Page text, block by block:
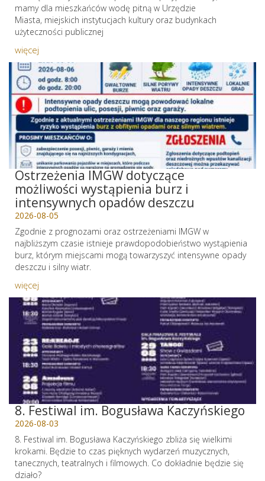
mamy dla mieszkańców wodę pitną w Urzędzie
Miasta, miejskich instytucjach kultury oraz budynkach
użyteczności publicznej
więcej
Ostrzeżenia IMGW dotyczące
możliwości wystąpienia burz i
intensywnych opadów deszczu
2026-08-05
Zgodnie z prognozami oraz ostrzeżeniami IMGW w
najbliższym czasie istnieje prawdopodobieństwo wystąpienia
burz, którym miejscami mogą towarzyszyć intensywne opady
deszczu i silny wiatr.
więcej
8. Festiwal im. Bogusława Kaczyńskiego
2026-08-03
8. Festiwal im. Bogusława Kaczyńskiego zbliża się wielkimi
krokami. Będzie to czas pięknych wydarzeń muzycznych,
tanecznych, teatralnych i filmowych. Co dokładnie będzie się
działo?